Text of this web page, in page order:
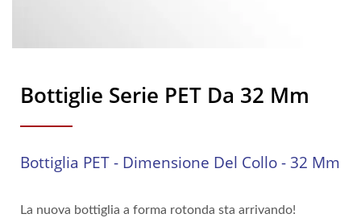
Bottiglie Serie PET Da 32 Mm
Bottiglia PET - Dimensione Del Collo - 32 Mm
La nuova bottiglia a forma rotonda sta arrivando!